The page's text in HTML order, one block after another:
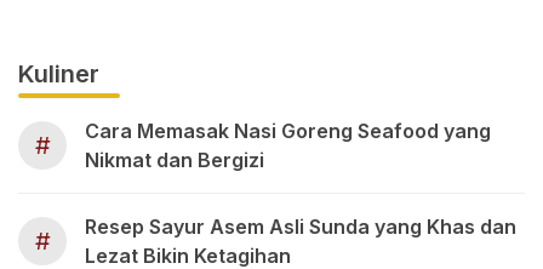
Kuliner
#
Cara Memasak Nasi Goreng Seafood yang
Nikmat dan Bergizi
#
Resep Sayur Asem Asli Sunda yang Khas dan
Lezat Bikin Ketagihan